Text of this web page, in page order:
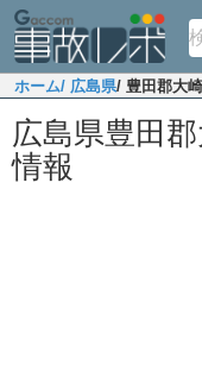
ホーム/ 広島県/ 豊田郡大
広島県豊田
情報